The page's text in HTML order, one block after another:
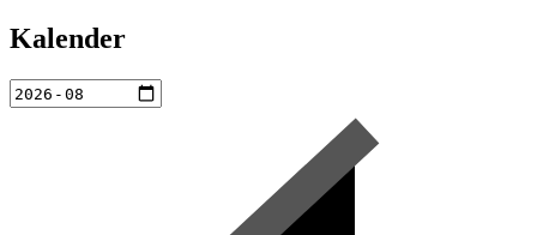
Kalender